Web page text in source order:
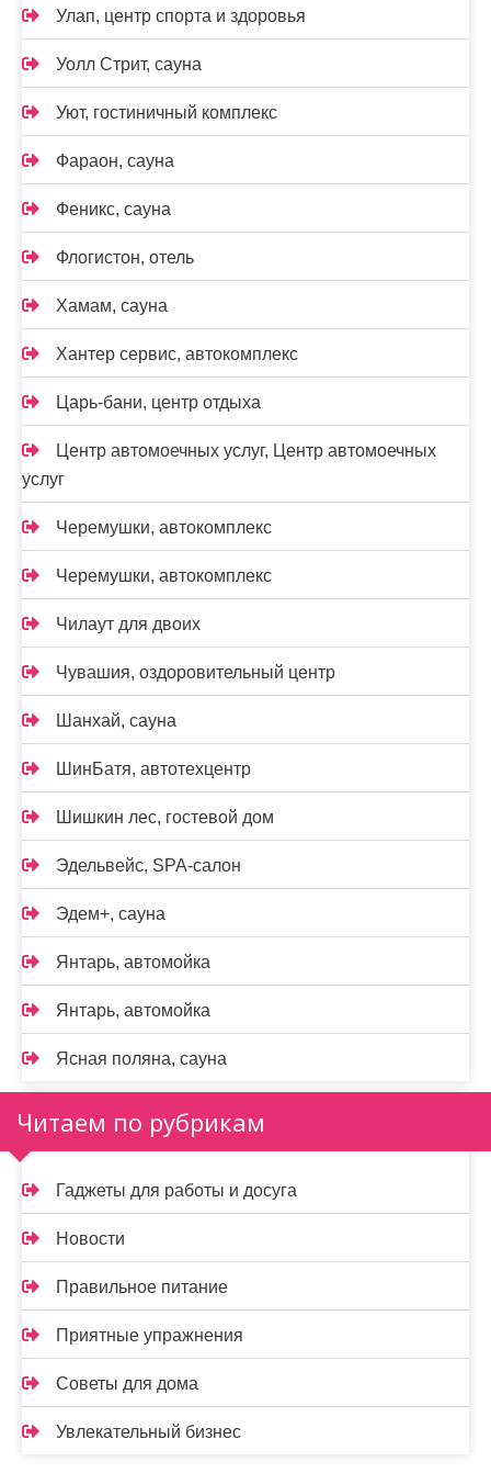
Улап, центр спорта и здоровья
Уолл Стрит, сауна
Уют, гостиничный комплекс
Фараон, сауна
Феникс, сауна
Флогистон, отель
Хамам, сауна
Хантер сервис, автокомплекс
Царь-бани, центр отдыха
Центр автомоечных услуг, Центр автомоечных
услуг
Черемушки, автокомплекс
Черемушки, автокомплекс
Чилаут для двоих
Чувашия, оздоровительный центр
Шанхай, сауна
ШинБатя, автотехцентр
Шишкин лес, гостевой дом
Эдельвейс, SPA-салон
Эдем+, сауна
Янтарь, автомойка
Янтарь, автомойка
Ясная поляна, сауна
Читаем по рубрикам
Гаджеты для работы и досуга
Новости
Правильное питание
Приятные упражнения
Советы для дома
Увлекательный бизнес